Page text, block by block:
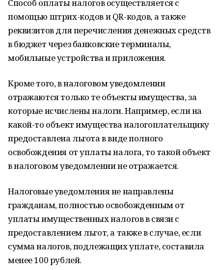
Способ оплаты налогов осуществляется с
помощью штрих-кодов и QR-кодов, а также
реквизитов для перечисления денежных средств
в бюджет через банковские терминалы,
мобильные устройства и приложения.
Кроме того, в налоговом уведомлении
отражаются только те объекты имущества, за
которые исчислены налоги. Например, если на
какой-то объект имущества налогоплательщику
предоставлена льгота в виде полного
освобождения от уплаты налога, то такой объект
в налоговом уведомлении не отражается.
Налоговые уведомления не направлены
гражданам, полностью освобожденным от
уплаты имущественных налогов в связи с
предоставлением льгот, а также в случае, если
сумма налогов, подлежащих уплате, составила
менее 100 рублей.